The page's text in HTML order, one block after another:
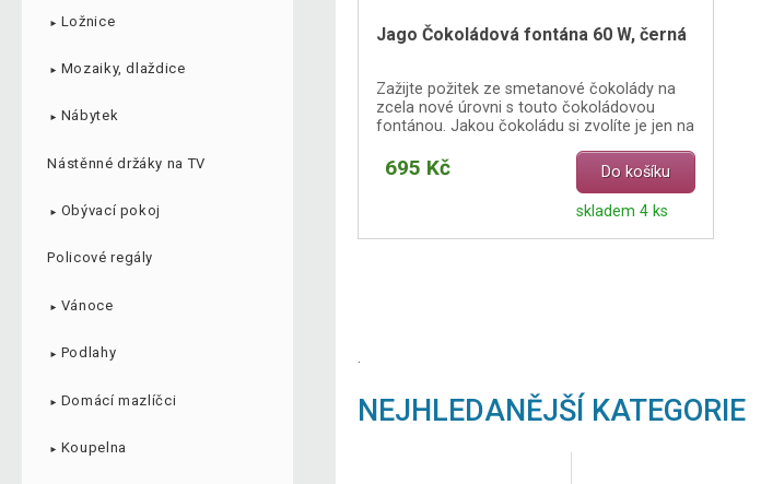
► Ložnice
► Mozaiky, dlaždice
► Nábytek
Nástěnné držáky na TV
► Obývací pokoj
Policové regály
► Vánoce
► Podlahy
► Domácí mazlíčci
► Koupelna
Jago Čokoládová fontána 60 W, černá
Zažijte požitek ze smetanové čokolády na
zcela nové úrovni s touto čokoládovou
fontánou. Jakou čokoládu si zvolíte je jen na
695 Kč Do košíku
skladem 4 ks
NEJHLEDANĚJŠÍ KATEGORIE